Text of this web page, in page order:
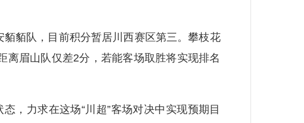
貊队，目前积分暂居川西赛区第三。攀枝花
离眉山队仅差2分，若能客场取胜将实现排名
力求在这场“川超”客场对决中实现预期目